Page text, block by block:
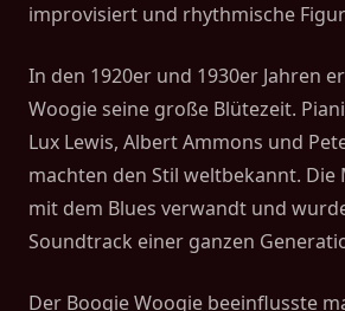
improvisiert und rhythmische
In den 1920er und 1930er Jahren
Woogie seine große Blütezeit.
Lux Lewis, Albert Ammons und
machten den Stil weltbekannt. Die
mit dem Blues verwandt und
Soundtrack einer ganzen
Der Boogie Woogie beeinflusste